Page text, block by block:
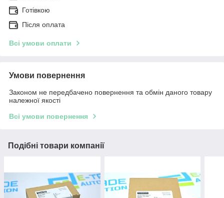
Готівкою
Після оплата
Всі умови оплати
Умови повернення
Законом не передбачено повернення та обмін даного товару
належної якості
Всі умови повернення
Подібні товари компанії